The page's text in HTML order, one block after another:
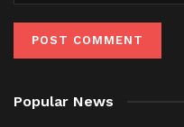
Popular News